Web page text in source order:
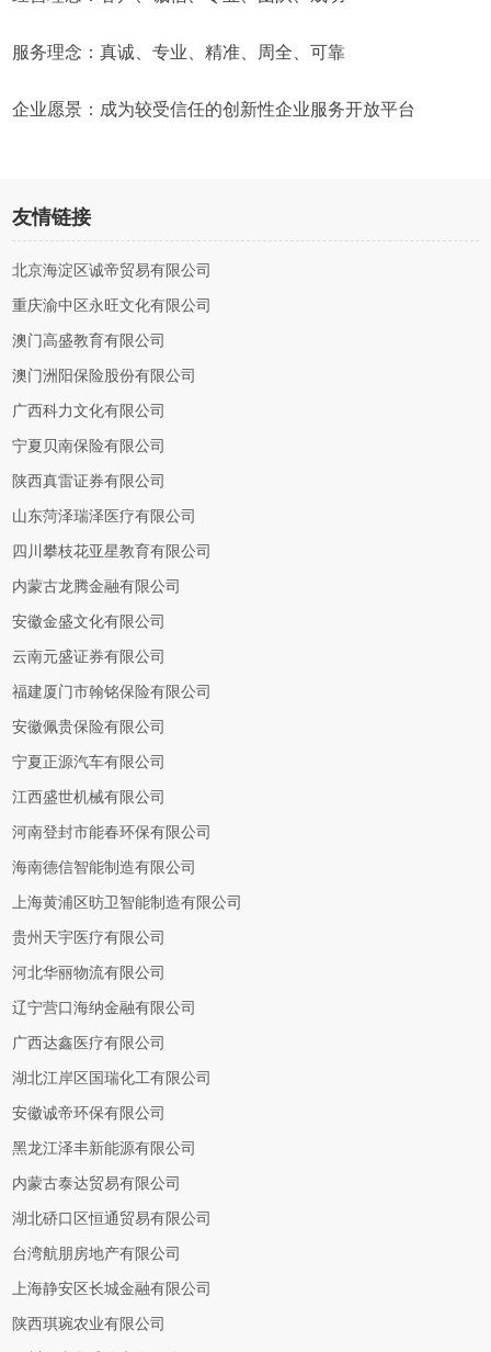
服务理念：真诚、专业、精准、周全、可靠
企业愿景：成为较受信任的创新性企业服务开放平台
友情链接
北京海淀区诚帝贸易有限公司
重庆渝中区永旺文化有限公司
澳门高盛教育有限公司
澳门洲阳保险股份有限公司
广西科力文化有限公司
宁夏贝南保险有限公司
陕西真雷证券有限公司
山东菏泽瑞泽医疗有限公司
四川攀枝花亚星教育有限公司
内蒙古龙腾金融有限公司
安徽金盛文化有限公司
云南元盛证券有限公司
福建厦门市翰铭保险有限公司
安徽佩贵保险有限公司
宁夏正源汽车有限公司
江西盛世机械有限公司
河南登封市能春环保有限公司
海南德信智能制造有限公司
上海黄浦区昉卫智能制造有限公司
贵州天宇医疗有限公司
河北华丽物流有限公司
辽宁营口海纳金融有限公司
广西达鑫医疗有限公司
湖北江岸区国瑞化工有限公司
安徽诚帝环保有限公司
黑龙江泽丰新能源有限公司
内蒙古泰达贸易有限公司
湖北硚口区恒通贸易有限公司
台湾航朋房地产有限公司
上海静安区长城金融有限公司
陕西琪琬农业有限公司